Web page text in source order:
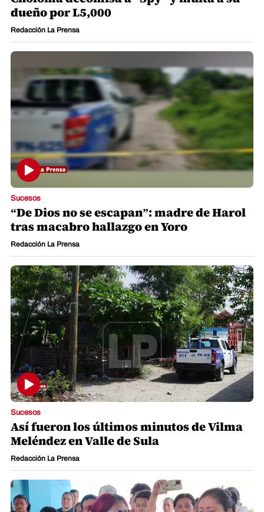
dueño por L5,000
Redacción La Prensa
Sucesos
“De Dios no se escapan”: madre de Harol
tras macabro hallazgo en Yoro
Redacción La Prensa
Sucesos
Así fueron los últimos minutos de Vilma
Meléndez en Valle de Sula
Redacción La Prensa